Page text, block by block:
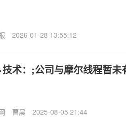
2026-01-28 13:55:12
术：;公司与摩尔线程暂未
曹晨 2025-08-05 21:44